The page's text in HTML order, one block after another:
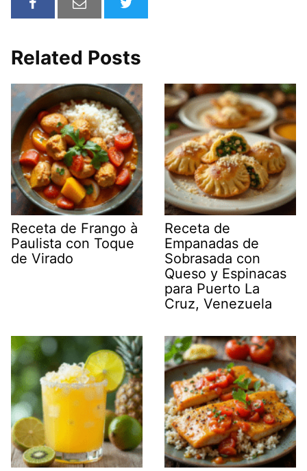
Related Posts
Receta de Frango à
Paulista con Toque
de Virado
Receta de
Empanadas de
Sobrasada con
Queso y Espinacas
para Puerto La
Cruz, Venezuela